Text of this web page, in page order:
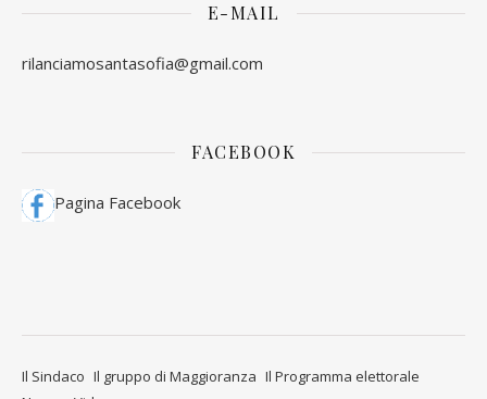
E-MAIL
rilanciamosantasofia@gmail.com
FACEBOOK
Pagina Facebook
Il Sindaco Il gruppo di Maggioranza Il Programma elettorale